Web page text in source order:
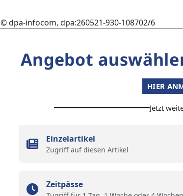
© dpa-infocom, dpa:260521-930-108702/6
Angebot
HIER
Jetzt
Einzelartikel
Zugriff auf diesen Artikel
Zeitpässe